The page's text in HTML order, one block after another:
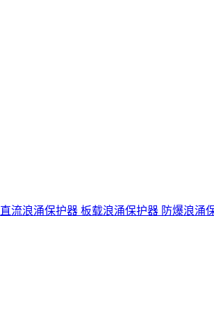
直流浪涌保护器 板载浪涌保护器 防爆浪涌